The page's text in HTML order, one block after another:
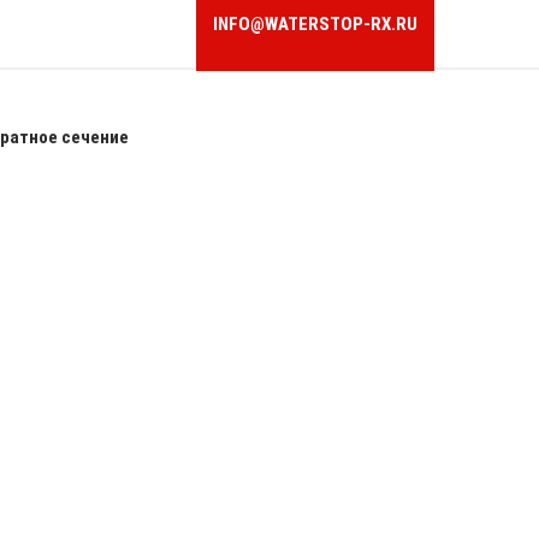
INFO@WATERSTOP-RX.RU
сечение